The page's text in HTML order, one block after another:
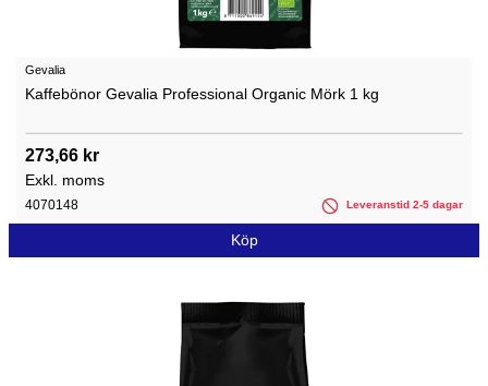
Gevalia
Kaffebönor Gevalia Professional Organic Mörk 1 kg
273,66 kr
Exkl. moms
4070148 Leveranstid 2-5 dagar
Köp